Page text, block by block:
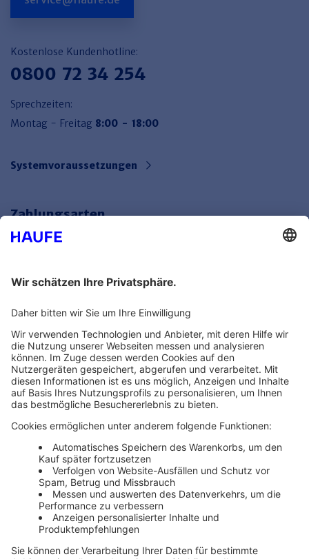
Kostenlose Kundenhotline:
0800 72 34 254
Sprechzeiten:
Montag - Freitag 8:00 - 18:00
Systemvoraussetzungen
Zahlungsarten
Themenwelten und Produktschulungen
Haufe Group